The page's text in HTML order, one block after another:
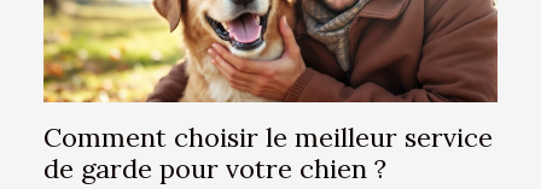
Comment choisir le meilleur service
de garde pour votre chien ?